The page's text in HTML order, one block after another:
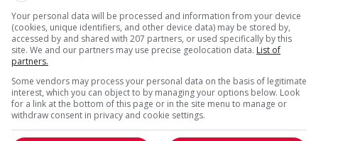
Arts et métiers de la mode Automobile et transport
Cadres supérieurs
Commerce / Offres de services
Comptabilité / Assurance
Construction / Manutention
Droit
Ingénierie / Sciences
Marketing / Communication
Ressources humaines
Your personal data will be processed and information from your device
(cookies, unique identifiers, and other device data) may be stored by,
accessed by and shared with 207 partners, or used specifically by this
site. We and our partners may use precise geolocation data. List of
partners.
Some vendors may process your personal data on the basis of legitimate
interest, which you can object to by managing your options below. Look
for a link at the bottom of this page or in the site menu to manage or
withdraw consent in privacy and cookie settings.